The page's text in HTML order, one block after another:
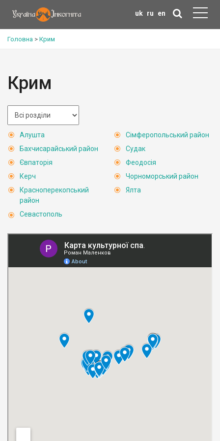
uk ru en
Головна > Крим
Крим
Алушта
Бахчисарайський район
Євпаторія
Керч
Красноперекопський
район
Севастополь
Сімферопольський район
Судак
Феодосія
Чорноморський район
Ялта